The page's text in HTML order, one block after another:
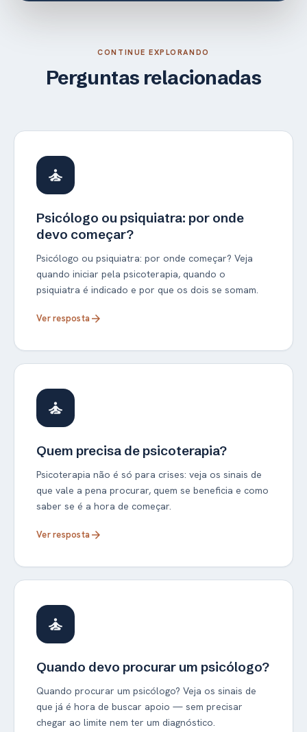
CONTINUE EXPLORANDO
Perguntas relacionadas
self_improvement
Psicólogo ou psiquiatra: por onde
devo começar?
Psicólogo ou psiquiatra: por onde começar? Veja
quando iniciar pela psicoterapia, quando o
psiquiatra é indicado e por que os dois se somam.
Ver respostaarrow_forward
self_improvement
Quem precisa de psicoterapia?
Psicoterapia não é só para crises: veja os sinais de
que vale a pena procurar, quem se beneficia e como
saber se é a hora de começar.
Ver respostaarrow_forward
self_improvement
Quando devo procurar um psicólogo?
Quando procurar um psicólogo? Veja os sinais de
que já é hora de buscar apoio — sem precisar
chegar ao limite nem ter um diagnóstico.